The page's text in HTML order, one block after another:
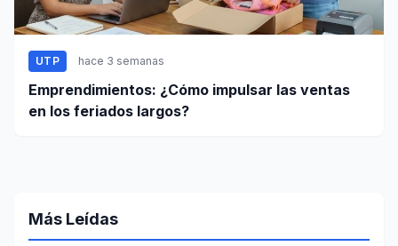
UTP hace 3 semanas
Emprendimientos: ¿Cómo impulsar las ventas
en los feriados largos?
Más Leídas